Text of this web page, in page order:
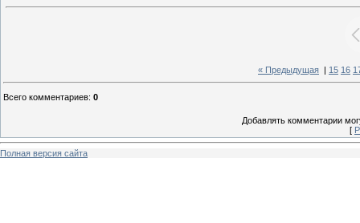
« Предыдущая 15 16
Всего комментариев: 0
Добавлять комментарии
[
Полная версия сайта